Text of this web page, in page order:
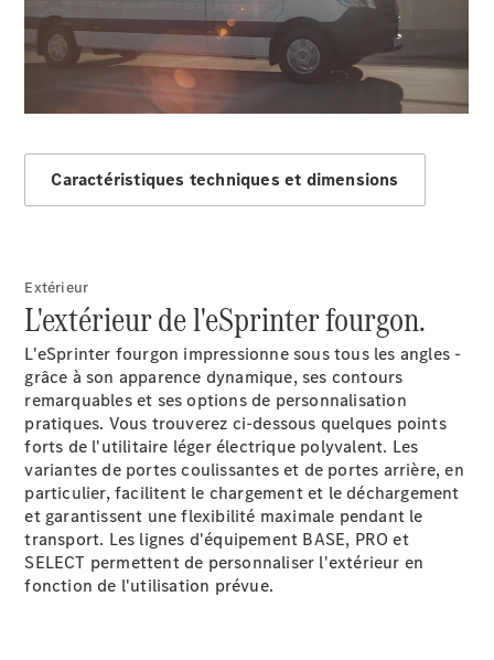
Tous les
Sprinter
Sprinter
Châssis
Cabine
Cabine
double
Sprinter
Châssis à
benne
Configurateur
Mercedes-
Benz Store
Vito
00:00 / 00:00
Caractéristiques techniques et dimensions
Extérieur
L'extérieur de l'eSprinter fourgon.
L'eSprinter fourgon impressionne sous tous les angles -
grâce à son apparence dynamique, ses contours
remarquables et ses options de personnalisation
pratiques. Vous trouverez ci-dessous quelques points
forts de l'utilitaire léger électrique polyvalent. Les
variantes de portes coulissantes et de portes arrière, en
particulier, facilitent le chargement et le déchargement
et garantissent une flexibilité maximale pendant le
transport. Les lignes d'équipement BASE, PRO et
SELECT permettent de personnaliser l'extérieur en
fonction de l'utilisation prévue.